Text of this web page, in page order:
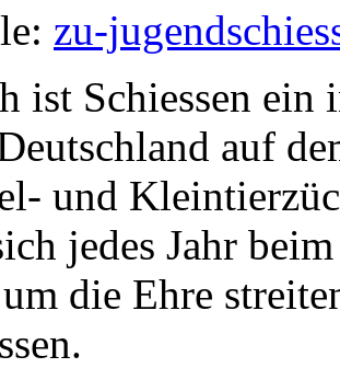
zu-
ist Schiessen ein
auf
und
jedes Jahr
die Ehre